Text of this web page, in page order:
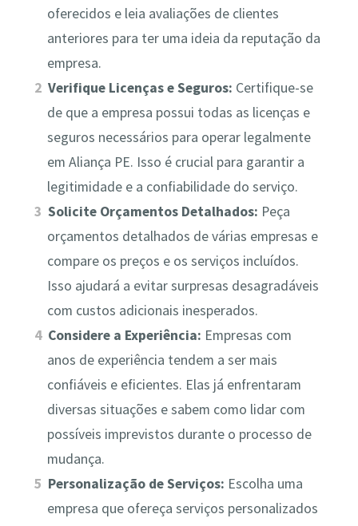
oferecidos e leia avaliações de clientes
anteriores para ter uma ideia da reputação da
empresa.
Verifique Licenças e Seguros: Certifique-se
de que a empresa possui todas as licenças e
seguros necessários para operar legalmente
em Aliança PE. Isso é crucial para garantir a
legitimidade e a confiabilidade do serviço.
Solicite Orçamentos Detalhados: Peça
orçamentos detalhados de várias empresas e
compare os preços e os serviços incluídos.
Isso ajudará a evitar surpresas desagradáveis
com custos adicionais inesperados.
Considere a Experiência: Empresas com
anos de experiência tendem a ser mais
confiáveis e eficientes. Elas já enfrentaram
diversas situações e sabem como lidar com
possíveis imprevistos durante o processo de
mudança.
Personalização de Serviços: Escolha uma
empresa que ofereça serviços personalizados